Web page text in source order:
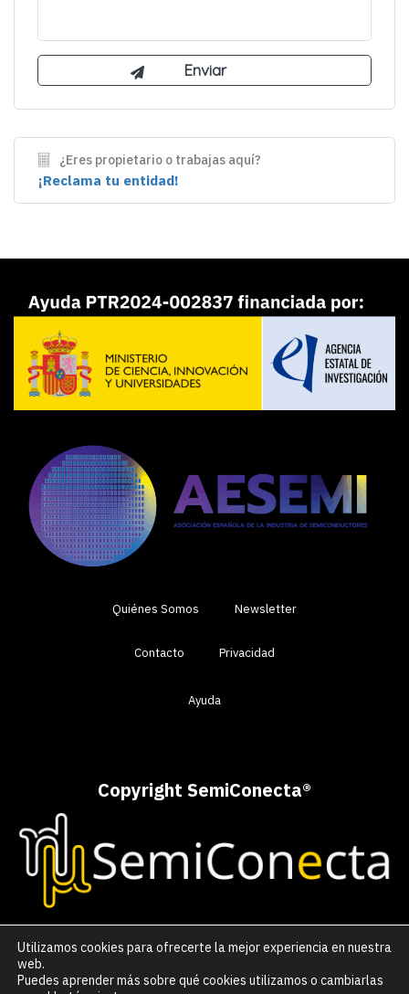
¿Eres propietario o trabajas aquí?
¡Reclama tu entidad!
Quiénes Somos Newsletter
Contacto Privacidad
Ayuda
Copyright SemiConecta®
Utilizamos cookies para ofrecerte la mejor experiencia en nuestra
web.
Puedes aprender más sobre qué cookies utilizamos o cambiarlas